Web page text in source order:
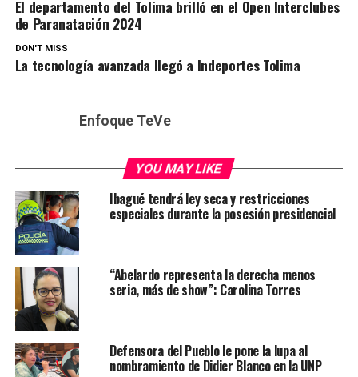
El departamento del Tolima brilló en el Open Interclubes
de Paranatación 2024
DON'T MISS
La tecnología avanzada llegó a Indeportes Tolima
Enfoque TeVe
YOU MAY LIKE
Ibagué tendrá ley seca y restricciones
especiales durante la posesión presidencial
“Abelardo representa la derecha menos
seria, más de show”: Carolina Torres
Defensora del Pueblo le pone la lupa al
nombramiento de Didier Blanco en la UNP